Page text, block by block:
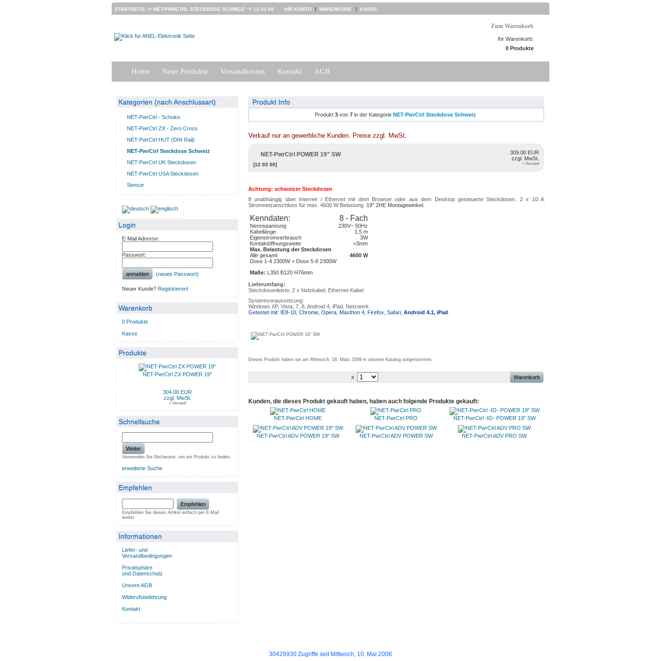
STARTSEITE ⇒ NET-PWRCTRL STECKDOSE SCHWEIZ ⇒ 12 03 00 IHR KONTO | WARENKORB | KASSE
Zum Warenkorb
Ihr Warenkorb:
0 Produkte
Home Neue Produkte Versandkosten Kontakt AGB
Kategorien (nach Anschlussart)
NET-PwrCtrl - Schuko
NET-PwrCtrl ZX - Zero Cross
NET-PwrCtrl HUT (DIN Rail)
NET-PwrCtrl Steckdose Schweiz
NET-PwrCtrl UK Steckdosen
NET-PwrCtrl USA Steckdosen
Sensor
Login
E-Mail Adresse:
Passwort:
anmelden (neues Passwort)
Neuer Kunde? Registrieren!
Warenkorb
0 Produkte
Kasse
Produkte
NET-PwrCtrl ZX POWER 19"
304.00 EUR
zzgl. MwSt.
+ Versand
Schnellsuche
Weiter
Verwenden Sie Stichworte, um ein Produkt zu finden.
erweiterte Suche
Empfehlen
Empfehlen
Empfehlen Sie diesen Artikel einfach per E-Mail
weiter.
Informationen
Liefer- und
Versandbedingungen
Privatsphäre
und Datenschutz
Unsere AGB
Widerufsbelehrung
Kontakt
Produkt Info
Produkt 3von 7in der Kategorie NET-PwrCtrl Steckdose Schweiz
Verkauf nur an gewerbliche Kunden. Preise zzgl. MwSt.
NET-PwrCtrl POWER 19" SW
[12 03 00]
309.00 EUR
zzgl. MwSt.
+ Versand
Achtung: schweizer Steckdosen
8 unabhängig über Internet / Ethernet mit dem Browser oder aus dem Desktop gesteuerte Steckdosen. 2 x 10 A
Stromnetzanschluss für max. 4600 W Belastung 19” 2HE Montagewinkel.
Kenndaten:
Nennspannung
Kabellänge
Eigenstromverbrauch
Kontaktöffnungsweite
Max. Belastung der Steckdosen
Alle gesamt
Dose 1-4 2300W + Dose 5-8 2300W
Maße: L350 B120 H76mm
8 - Fach
230V~ 50Hz
1,5 m
3W
<3mm
4600 W
Lieferumfang:
Steckdosenleiste, 2 x Netzkabel, Ethernet-Kabel
Systemvoraussetzung:
Windows XP, Vista, 7, 8, Android 4, iPad, Netzwerk.
Getestet mit: IE8-10, Chrome, Opera, Maxthon 4, Firefox, Safari, Android 4.1, iPad
Dieses Produkt haben wir am Mittwoch, 18. März 2009 in unseren Katalog aufgenommen.
x Warenkorb
Kunden, die dieses Produkt gekauft haben, haben auch folgende Produkte gekauft:
NET-PwrCtrl HOME NET-PwrCtrl PRO NET-PwrCtrl -IO- POWER 19" SW
NET-PwrCtrl ADV POWER 19" SW NET-PwrCtrl ADV POWER SW NET-PwrCtrl ADV PRO SW
30429930 Zugriffe seit Mittwoch, 10. Mai 2006